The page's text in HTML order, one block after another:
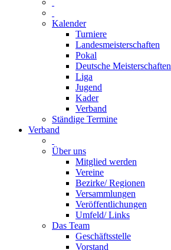
Kalender
Turniere
Landesmeisterschaften
Pokal
Deutsche Meisterschaften
Liga
Jugend
Kader
Verband
Ständige Termine
Verband
Über uns
Mitglied werden
Vereine
Bezirke/ Regionen
Versammlungen
Veröffentlichungen
Umfeld/ Links
Das Team
Geschäftsstelle
Vorstand